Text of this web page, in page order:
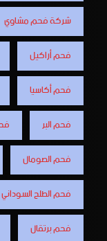
شركة فحم مشاوي
فحم أراكيل
فحم أكاسيا
فحم البر
فحم الصومال
فحم الطلح السوداني
فحم برتقال